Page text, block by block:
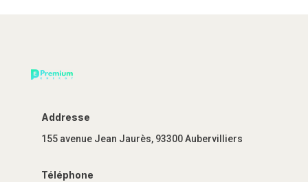
Addresse
155 avenue Jean Jaurès, 93300 Aubervilliers
Téléphone